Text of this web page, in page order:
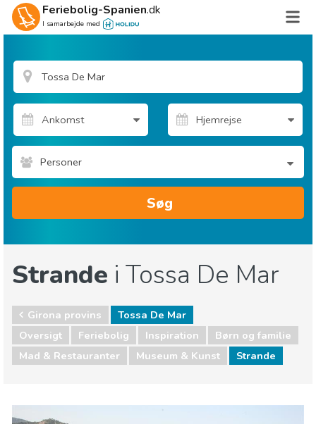
Feriebolig-Spanien.dk
I samarbejde med
Personer
Søg
Strande i Tossa De Mar
Girona provins
Tossa De Mar
Oversigt
Feriebolig Inspiration
Børn og familie
Mad & Restauranter
Museum & Kunst Strande
Børn og familie